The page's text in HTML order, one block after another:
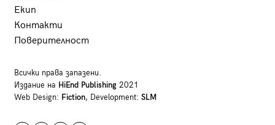
Екип
Контакти
Поверителност
Всички права запазени.
Издание на HiEnd Publishing2021
Web Design: Fiction, Development: SLM